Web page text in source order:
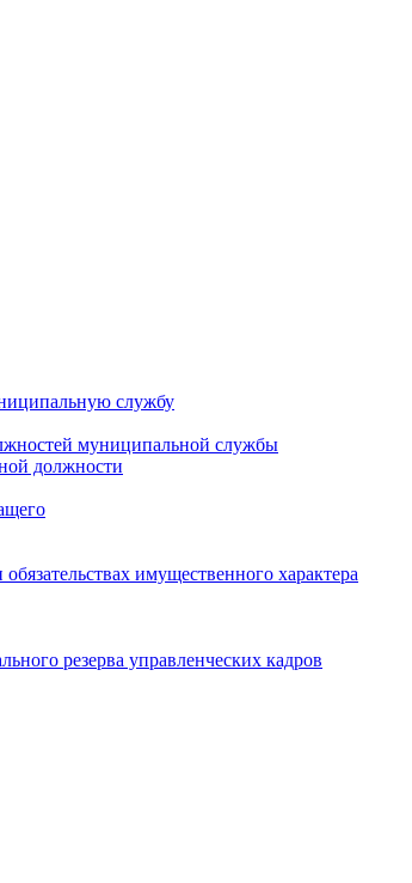
службу
муниципальной службы
должности
имущественного характера
резерва управленческих кадров